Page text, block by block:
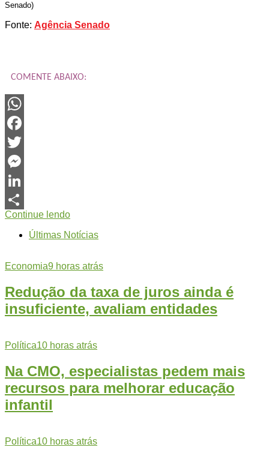
Senado)
Fonte: Agência Senado
COMENTE ABAIXO:
WhatsApp
Facebook
Twitter
Messenger
LinkedIn
Share
Continue lendo
Últimas Notícias
Economia9 horas atrás
Redução da taxa de juros ainda é
insuficiente, avaliam entidades
Política10 horas atrás
Na CMO, especialistas pedem mais
recursos para melhorar educação
infantil
Política10 horas atrás